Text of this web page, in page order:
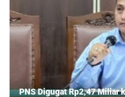
PNS Digugat Rp2,47 Miliar